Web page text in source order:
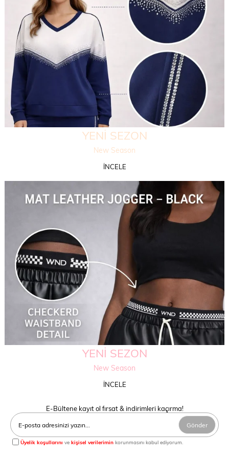
YENİ SEZON
New Season
İNCELE
YENİ SEZON
New Season
İNCELE
E-Bültene kayıt ol fırsat & indirimleri kaçırma!
Gönder
Üyelik koşullarını ve kişisel verilerimin korunmasını kabul ediyorum.